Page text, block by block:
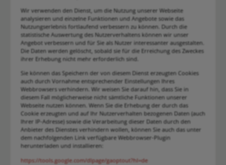
Wir verwenden den Dienst, um die Nutzung unserer Webseite
analysieren und einzelne Funktionen und Angebote sowie das
Nutzungserlebnis fortlaufend verbessern zu können. Durch die
statistische Auswertung des Nutzerverhaltens können wir unser
Angebot verbessern und für Sie als Nutzer interessanter ausgestalten.
Die Daten werden gelöscht, sobald sie für die Erreichung des Zweckes
ihrer Erhebung nicht mehr erforderlich sind.
Sie können das Speichern der von diesem Dienst erzeugten Cookies
auch durch Vornahme entsprechender Einstellungen Ihres
Webbrowsers verhindern. Wir weisen Sie darauf hin, dass Sie in
diesem Fall möglicherweise nicht sämtliche Funktionen unserer
Webseite nutzen können. Wenn Sie die Erhebung der durch das
Cookie erzeugten und auf Ihr Nutzerverhalten bezogenen Daten (auch
Ihrer IP-Adresse) sowie die Verarbeitung dieser Daten durch den
Anbieter des Dienstes verhindern wollen, können Sie auch das unter
dem nachfolgenden Link verfügbare Webbrowser-Plugin
herunterladen und installieren:
https://tools.google.com/dlpage/gaoptout?hl=de